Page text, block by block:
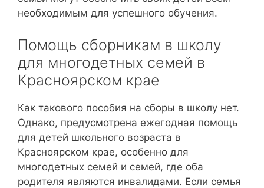
необходимым для успешного обучения.
Помощь сборникам в школу
для многодетных семей в
Красноярском крае
Как такового пособия на сборы в школу нет.
Однако, предусмотрена ежегодная помощь
для детей школьного возраста в
Красноярском крае, особенно для
многодетных семей и семей, где оба
родителя являются инвалидами. Если семья